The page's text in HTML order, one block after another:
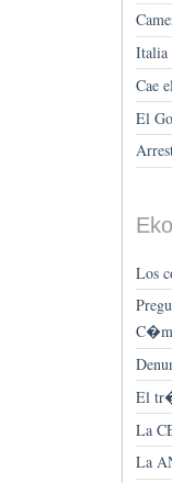
Italia
Cae
El
Los
El
La
La